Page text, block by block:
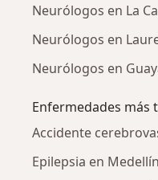
Neurólogos en La
Neurólogos en
Neurólogos en
Enfermedades más
Accidente
Epilepsia en Medellín